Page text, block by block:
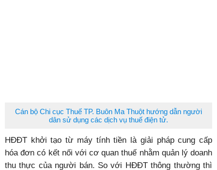
Cán bộ Chi cục Thuế TP. Buôn Ma Thuột hướng dẫn người
dân sử dụng các dịch vụ thuế điện tử.
HĐĐT khởi tạo từ máy tính tiền là giải pháp cung cấp
hóa đơn có kết nối với cơ quan thuế nhằm quản lý doanh
thu thực của người bán. So với HĐĐT thông thường thì